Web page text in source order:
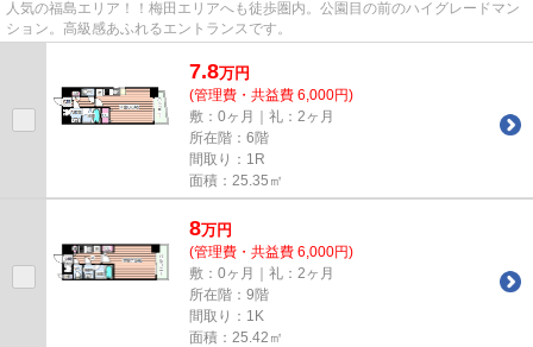
人気の福島エリア！！梅田エリアへも徒歩圏内。公園目の前のハイグレードマン
ション。高級感あふれるエントランスです。
7.8万円
(管理費・共益費 6,000円)
敷：0ヶ月｜礼：2ヶ月
所在階：6階
間取り：1R
面積：25.35㎡
8万円
(管理費・共益費 6,000円)
敷：0ヶ月｜礼：2ヶ月
所在階：9階
間取り：1K
面積：25.42㎡